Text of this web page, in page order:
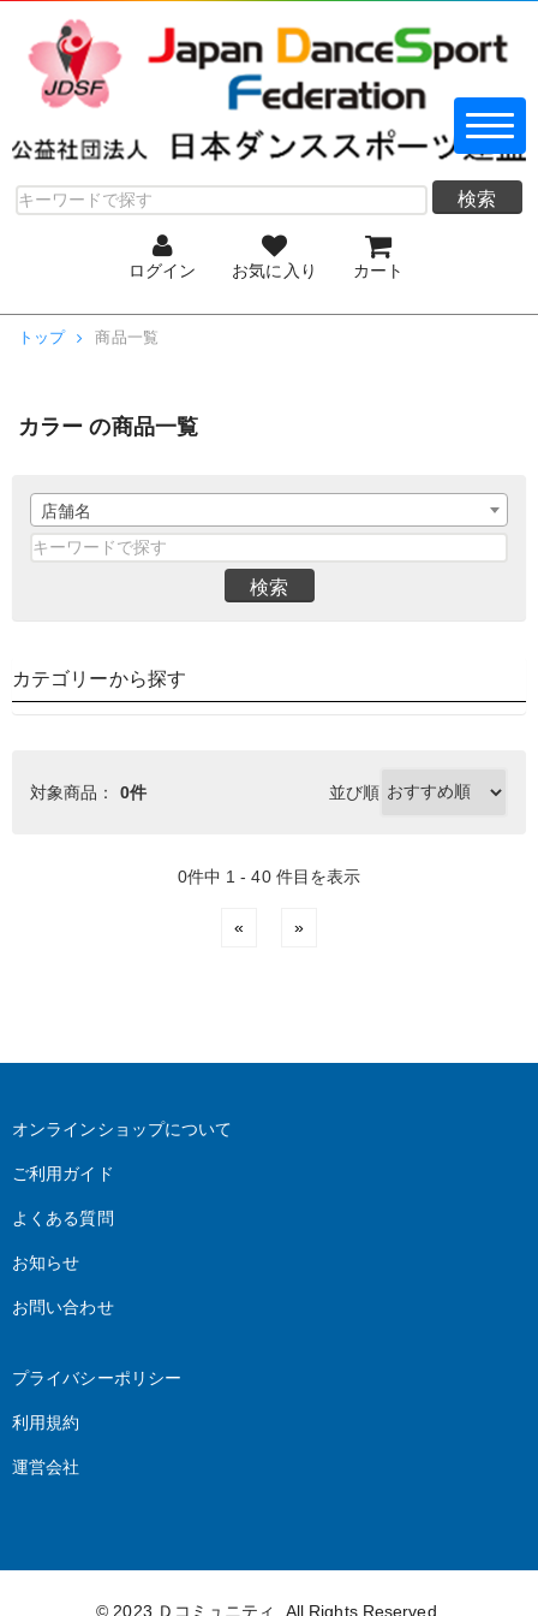
検索
ログイン お気に入り カート
トップ 商品一覧
カラー の商品一覧
店舗名
検索
カテゴリーから探す
対象商品： 0件 並び順
0件中 1 - 40 件目を表示
« »
オンラインショップについて
ご利用ガイド
よくある質問
お知らせ
お問い合わせ
プライバシーポリシー
利用規約
運営会社
© 2023 Ｄコミュニティ . All Rights Reserved.